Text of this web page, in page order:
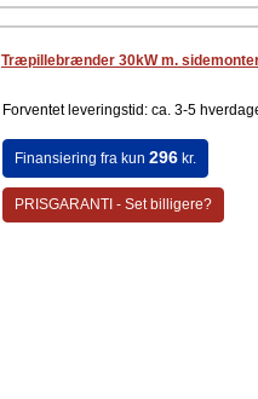
Træpillebrænder 30kW m.
Forventet leveringstid: ca. 3-5
Finansiering fra kun 296kr.
PRISGARANTI - Set billigere?